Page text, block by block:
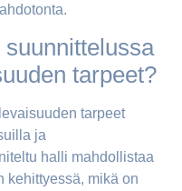
tarpeet?
tarpeet
ja
halli mahdollistaa
kehittyessä, mikä on